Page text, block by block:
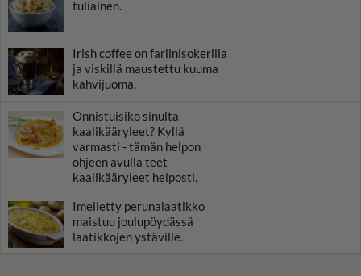
tuliainen.
Irish coffee on fariinisokerilla
ja viskillä maustettu kuuma
kahvijuoma.
Onnistuisiko sinulta
kaalikääryleet? Kyllä
varmasti - tämän helpon
ohjeen avulla teet
kaalikääryleet helposti.
Imelletty perunalaatikko
maistuu joulupöydässä
laatikkojen ystäville.